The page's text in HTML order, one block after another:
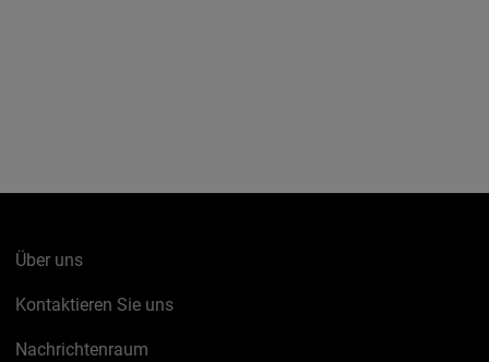
Über uns
Kontaktieren Sie uns
Nachrichtenraum